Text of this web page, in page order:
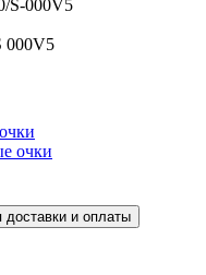
000V5
доставки и оплаты